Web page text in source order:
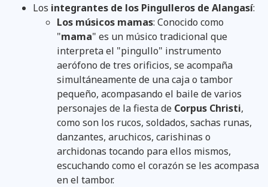
Los integrantes de los Pingulleros de Alangasí:
Los músicos mamas: Conocido como
"mama" es un músico tradicional que
interpreta el "pingullo" instrumento
aerófono de tres orificios, se acompaña
simultáneamente de una caja o tambor
pequeño, acompasando el baile de varios
personajes de la fiesta de Corpus Christi,
como son los rucos, soldados, sachas runas,
danzantes, aruchicos, carishinas o
archidonas tocando para ellos mismos,
escuchando como el corazón se les acompasa
en el tambor.